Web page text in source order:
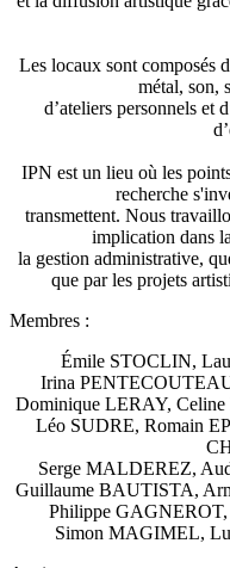
Les locaux sont composés
métal, son,
d’ateliers personnels et
IPN est un lieu où les
recherche
transmettent. Nous
implication dans
la gestion administrative,
que par les projets
Membres :
Émile STOCLIN,
Irina
Dominique LERAY,
Léo SUDRE, Romain
Serge MALDEREZ,
Guillaume BAUTISTA,
Philippe
Simon MAGIMEL,